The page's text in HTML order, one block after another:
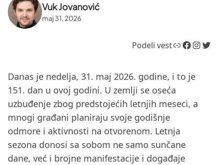
Vuk Jovanović
maj 31, 2026
Podeli vestLink Facebook InstagramTwitter
Danas je nedelja, 31. maj 2026. godine, i to je
151. dan u ovoj godini. U zemlji se oseća
uzbuđenje zbog predstojećih letnjih meseci, a
mnogi građani planiraju svoje godišnje
odmore i aktivnosti na otvorenom. Letnja
sezona donosi sa sobom ne samo sunčane
dane, već i brojne manifestacije i događaje